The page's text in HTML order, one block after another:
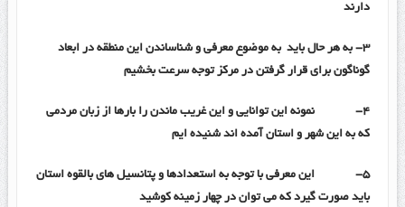
دارند
۳-
به هر حال باید به موضوع معرفی و شناساندن این منطقه در ابعاد
گوناگون برای قرار گرفتن در مرکز توجه سرعت بخشیم
۴-
نمونه این توانایی و این غریب ماندن را بارها از زبان مردمی
که به این شهر و استان آمده اند شنیده ایم
۵-
این معرفی با توجه به استعدادها و پتانسیل های بالقوه استان
باید صورت گیرد که می توان در چهار زمینه کوشید